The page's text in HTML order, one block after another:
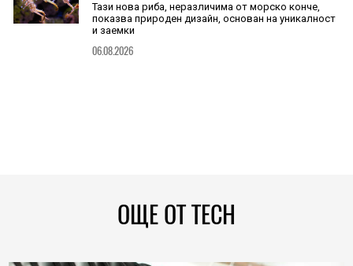
Тази нова риба, неразличима от морско конче,
показва природен дизайн, основан на уникалност
и заемки
06.08.2026
ОЩЕ ОТ TECH